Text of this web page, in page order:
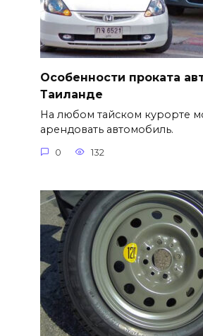
Особенности проката
Таиланде
На любом тайском курорте
арендовать автомобиль.
0 132